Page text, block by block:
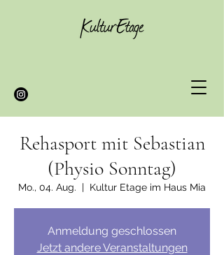
Rehasport mit Sebastian
(Physio Sonntag)
Mo., 04. Aug.
  |
Kultur Etage im Haus Mia
Anmeldung geschlossen
Jetzt andere Veranstaltungen